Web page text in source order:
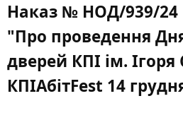
Наказ № НОД/939/24
"Про проведення
дверей КПІ ім. Ігоря
КПІАбітFest 14